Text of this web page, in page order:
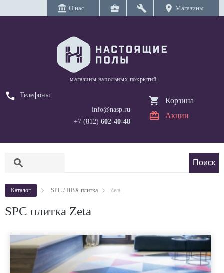
account_balance О нас business_center build location_on Магазины
магазины напольных покрытий
call
Телефоны:
info@nasp.ru
+7 (812) 602-40-48
Корзина
Акции
search
Каталог SPC / ПВХ плитка Zeta
SPC плитка Zeta